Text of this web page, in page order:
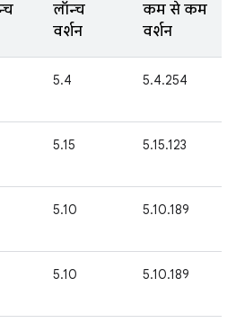
लॉन्च
वर्शन
कम से कम
वर्शन
5.4 5.4.254
5.15 5.15.123
5.10 5.10.189
5.10 5.10.189